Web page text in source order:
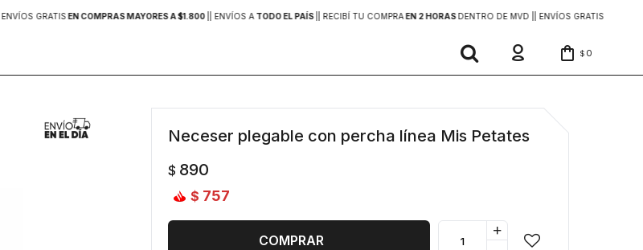
| ENVÍOS GRATISEN COMPRAS MAYORES A $1.800 | ENVÍOS A TODO EL PAÍS | RECIBÍ TU COMPRAEN 2 HORASDENTRO DE MVD | | ENVÍOS GRATIS
$ 0
Neceser plegable con percha línea Mis Petates
$ 890
$ 757
COMPRAR
+